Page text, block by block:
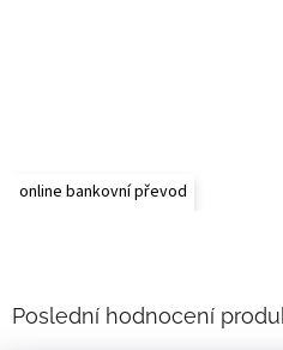
online bankovní převod
Poslední hodnocení